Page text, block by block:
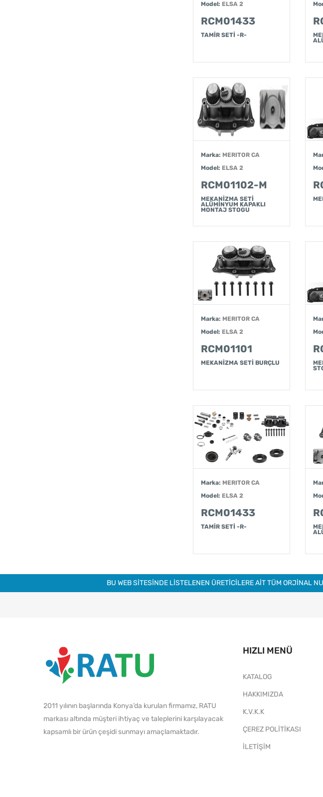
Model: ELSA 2
RCM01433
TAMİR SETİ -R-
Marka: MERITOR CA
Model: ELSA 2
RCM01102-M
MEKANİZMA SETİ
ALÜMİNYUM KAPAKLI
MONTAJ STOGU
Marka: MERITOR CA
Model: ELSA 2
RCM01101
MEKANİZMA SETİ BURÇLU
Marka: MERITOR CA
Model: ELSA 2
RCM01433
TAMİR SETİ -R-
BU WEB SİTESİNDE LİSTELENEN ÜRETİCİLERE AİT TÜM ORJİNAL
2011 yılının başlarında Konya’da kurulan firmamız, RATU
markası altında müşteri ihtiyaç ve taleplerini karşılayacak
kapsamlı bir ürün çeşidi sunmayı amaçlamaktadır.
HIZLI MENÜ
KATALOG
HAKKIMIZDA
K.V.K.K
ÇEREZ POLİTİKASI
İLETİŞİM